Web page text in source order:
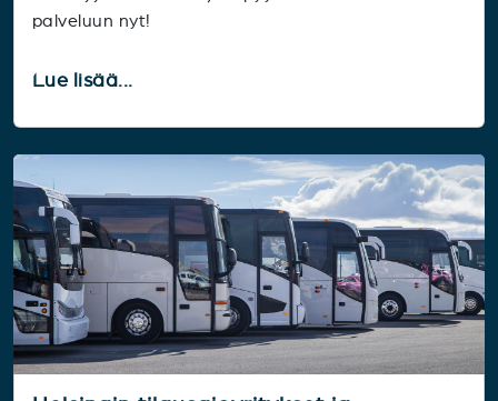
palveluun nyt!
Lue lisää...